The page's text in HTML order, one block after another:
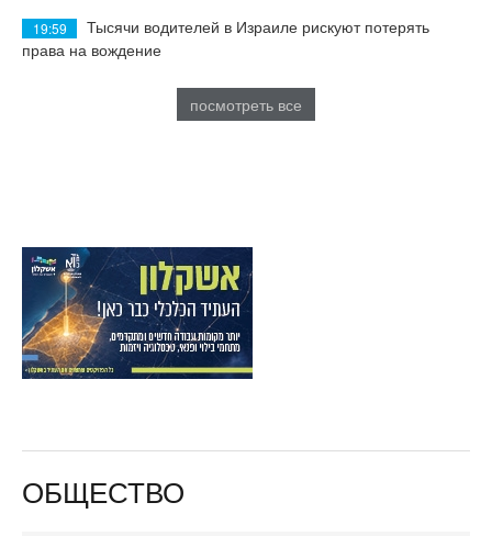
19:59
Тысячи водителей в Израиле рискуют потерять
права на вождение
посмотреть все
ОБЩЕСТВО